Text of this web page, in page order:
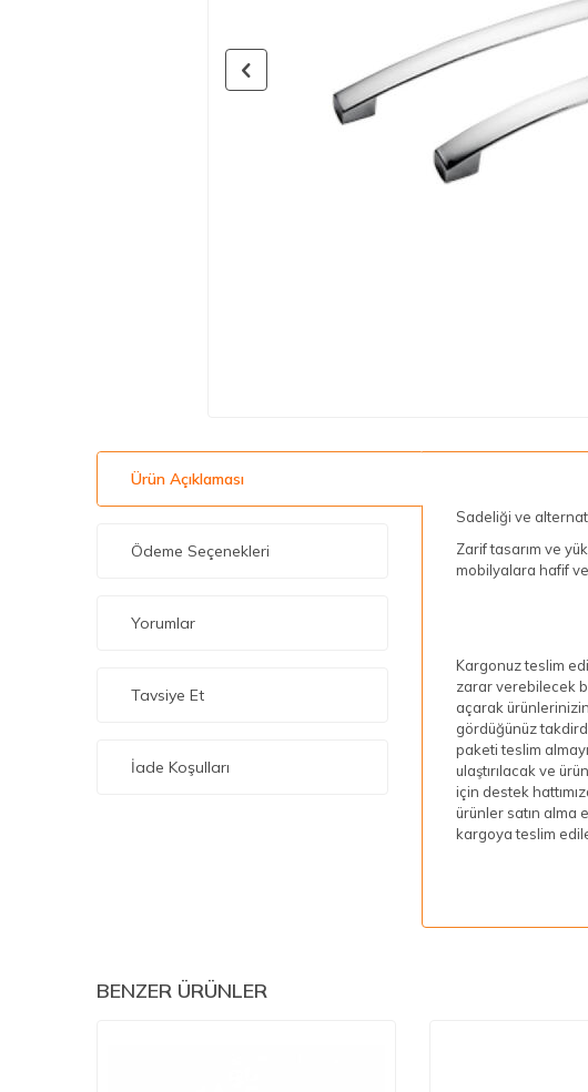
Ürün Açıklaması
Ödeme Seçenekleri
Yorumlar
Tavsiye Et
İade Koşulları
Sadeliği ve
Zarif tasarım ve
mobilyalara hafif ve
Kargonuz teslim
zarar verebilecek
açarak
gördüğünüz
paketi teslim
ulaştırılacak ve
için destek
ürünler satın alma
kargoya teslim
BENZER ÜRÜNLER